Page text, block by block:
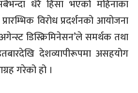
धेरै हिंसा भएको महिनाका
विरोध प्रदर्शनको आयोजना
डिस्क्रिमिनेसन’ले समर्थक तथा
देशव्यापीरूपमा असहयोग
गरेको हो ।